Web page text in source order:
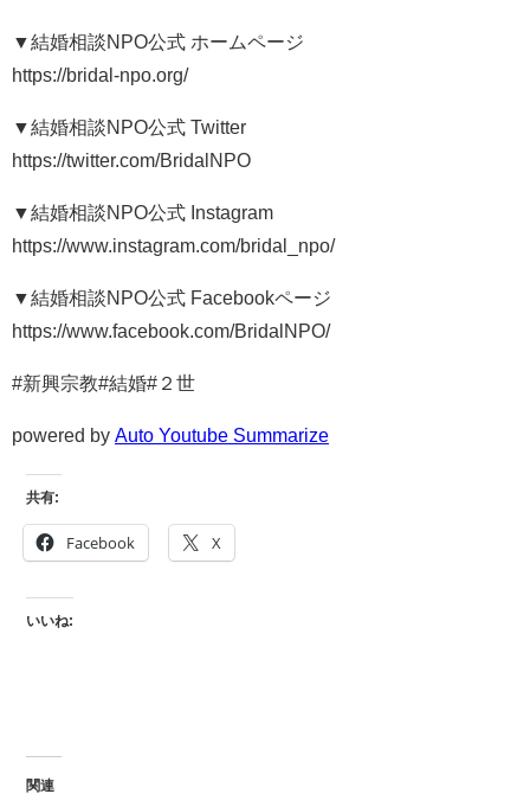
▼結婚相談NPO公式 ホームページ
https://bridal-npo.org/​
▼結婚相談NPO公式 Twitter
https://twitter.com/BridalNPO​
▼結婚相談NPO公式 Instagram
https://www.instagram.com/bridal_npo/​
▼結婚相談NPO公式 Facebookページ
https://www.facebook.com/BridalNPO/​
#新興宗教#結婚#２世
powered by Auto Youtube Summarize
共有:
Facebook X
いいね:
関連